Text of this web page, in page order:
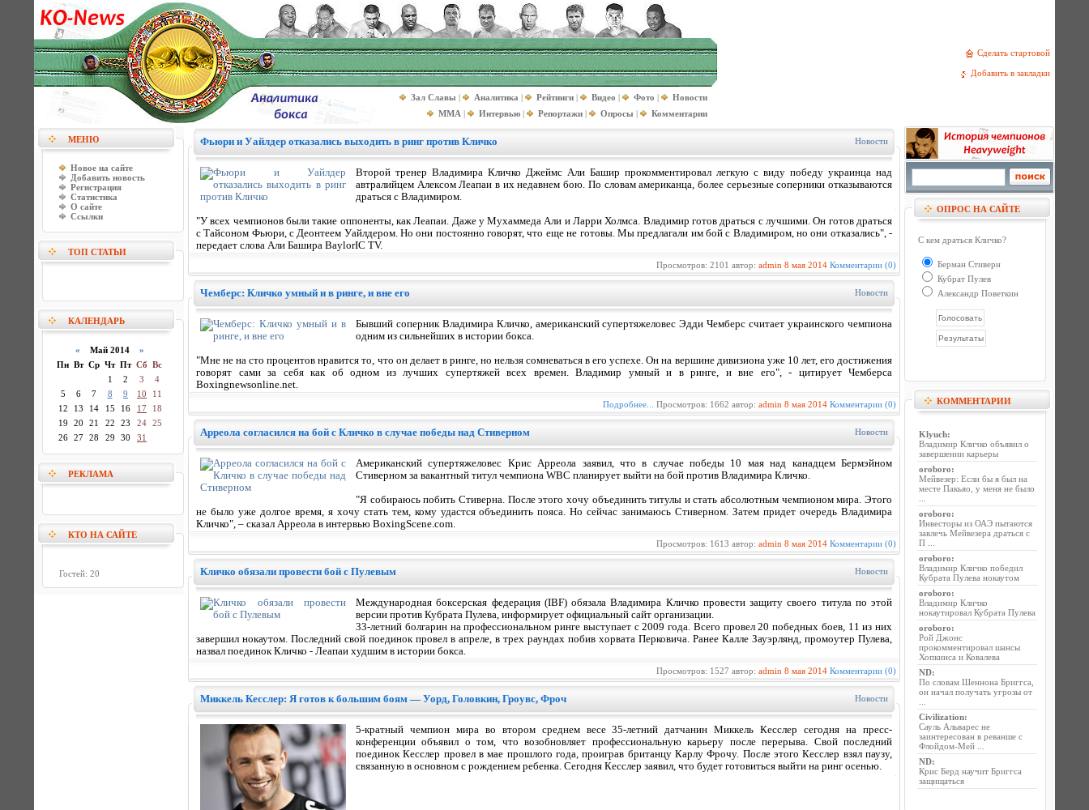
Сделать стартовой
Добавить в закладки
Зал Славы | Аналитика | Рейтинги | Видео | Фото |
Новости
MMA | Интервью | Репортажи | Опросы | Комментарии
МЕНЮ
Новое на сайте
Добавить новость
Регистрация
Статистика
О сайте
Ссылки
ТОП СТАТЬИ
КАЛЕНДАРЬ
« Май 2014 »
Пн Вт Ср Чт Пт Сб Вс
1
2 3
4
5
6 7 8 9 10
11
12
13 14 15 16 17
18
19
20 21 22 23 24 25
26
27 28 29 30 31
РЕКЛАМА
КТО НА САЙТЕ
Гостей: 20
Фьюри и Уайлдер отказались выходить в ринг против Кличко Новости
Второй тренер Владимира Кличко Джеймс Али Башир прокомментировал легкую с виду победу украинца над
автралийцем Алексом Леапаи в их недавнем бою. По словам американца, более серьезные соперники отказываются
драться с Владимиром.
"У всех чемпионов были такие оппоненты, как Леапаи. Даже у Мухаммеда Али и Ларри Холмса. Владимир готов драться с лучшими. Он готов драться
с Тайсоном Фьюри, с Деонтеем Уайлдером. Но они постоянно говорят, что еще не готовы. Мы предлагали им бой с Владимиром, но они отказались", -
передает слова Али Башира BaylorIC TV.
Просмотров: 2101 автор: admin 8 мая 2014 Комментарии (0)
Чемберс: Кличко умный и в ринге, и вне его Новости
Бывший соперник Владимира Кличко, американский супертяжеловес Эдди Чемберс считает украинского чемпиона
одним из сильнейших в истории бокса.
"Мне не на сто процентов нравится то, что он делает в ринге, но нельзя сомневаться в его успехе. Он на вершине дивизиона уже 10 лет, его достижения
говорят сами за себя как об одном из лучших супертяжей всех времен. Владимир умный и в ринге, и вне его", - цитирует Чемберса
Boxingnewsonline.net.
Подробнее... Просмотров: 1662 автор: admin 8 мая 2014 Комментарии (0)
Арреола согласился на бой с Кличко в случае победы над Стиверном Новости
Американский супертяжеловес Крис Арреола заявил, что в случае победы 10 мая над канадцем Бермэйном
Стиверном за вакантный титул чемпиона WBC планирует выйти на бой против Владимира Кличко.
"Я собираюсь побить Стиверна. После этого хочу объединить титулы и стать абсолютным чемпионом мира. Этого
не было уже долгое время, я хочу стать тем, кому удастся объединить пояса. Но сейчас занимаюсь Стиверном. Затем придет очередь Владимира
Кличко", – сказал Арреола в интервью BoxingScene.com.
Просмотров: 1613 автор: admin 8 мая 2014 Комментарии (0)
Кличко обязали провести бой с Пулевым Новости
Международная боксерская федерация (IBF) обязала Владимира Кличко провести защиту своего титула по этой
версии против Кубрата Пулева, информирует официальный сайт организации.
33-летний болгарин на профессиональном ринге выступает с 2009 года. Всего провел 20 победных боев, 11 из них
завершил нокаутом. Последний свой поединок провел в апреле, в трех раундах побив хорвата Перковича. Ранее Калле Зауэрлянд, промоутер Пулева,
назвал поединок Кличко - Леапаи худшим в истории бокса.
Просмотров: 1527 автор: admin 8 мая 2014 Комментарии (0)
Миккель Кесслер: Я готов к большим боям — Уорд, Головкин, Гроувс, Фроч Новости
5-кратный чемпион мира во втором среднем весе 35-летний датчанин Миккель Кесслер сегодня на пресс-
конференции объявил о том, что возобновляет профессиональную карьеру после перерыва. Свой последний
поединок Кесслер провел в мае прошлого года, проиграв британцу Карлу Фрочу. После этого Кесслер взял паузу,
связанную в основном с рождением ребенка. Сегодня Кесслер заявил, что будет готовиться выйти на ринг осенью.
ОПРОС НА САЙТЕ
С кем драться Кличко?
Берман Стиверн
Кубрат Пулев
Александр Поветкин
КОММЕНТАРИИ
Klyuch:
Владимир Кличко объявил о
завершении карьеры
oroboro:
Мейвезер: Если бы я был на
месте Пакьяо, у меня не было
oroboro:
Инвесторы из ОАЭ пытаются
завлечь Мейвезера драться с
П ...
oroboro:
Владимир Кличко победил
Кубрата Пулева нокаутом
oroboro:
Владимир Кличко
нокаутировал Кубрата Пулева
oroboro:
Рой Джонс
прокомментировал шансы
Хопкинса и Ковалева
ND:
По словам Шеннона Бриггса,
он начал получать угрозы от
Civilization:
Сауль Альварес не
заинтересован в реванше с
Флойдом-Мей ...
ND:
Крис Берд научит Бриггса
защищаться